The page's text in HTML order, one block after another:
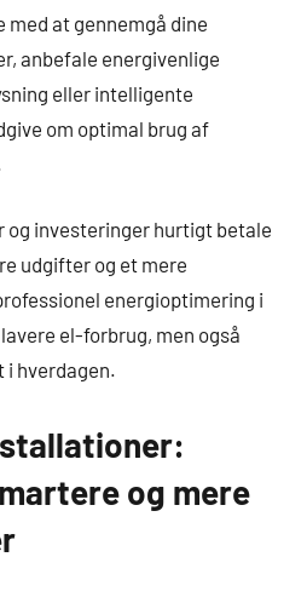
at gennemgå dine
anbefale energivenlige
eller intelligente
om optimal brug af
investeringer hurtigt betale
udgifter og et mere
energioptimering i
el-forbrug, men også
i hverdagen.
og mere